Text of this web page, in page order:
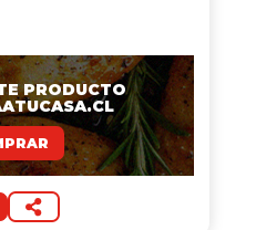
PRODUCTO